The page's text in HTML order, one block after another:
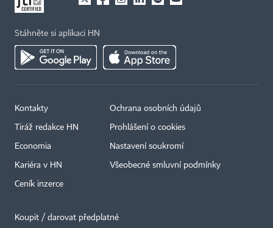
Stáhněte si aplikaci HN
Kontakty
Tiráž redakce HN
Economia
Kariéra v HN
Ceník inzerce
Ochrana osobních údajů
Prohlášení o cookies
Nastavení soukromí
Všeobecné smluvní podmínky
Koupit / darovat předplatné